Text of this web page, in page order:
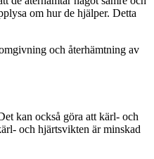
om hur de hjälper. Detta
och återhämtning av
kan också göra att kärl- och
och hjärtsvikten är minskad